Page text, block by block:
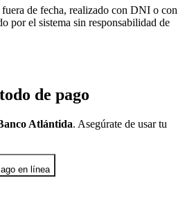
de fecha, realizado con DNI o con
por el sistema sin responsabilidad de
de pago
Atlántida. Asegúrate de usar tu
en línea